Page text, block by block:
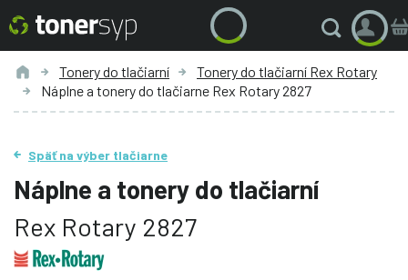
Tonery do tlačiarní
Tonery do tlačiarní Rex Rotary
Náplne a tonery do tlačiarne Rex Rotary 2827
Späť na výber tlačiarne
Náplne a tonery do tlačiarní
Rex Rotary 2827